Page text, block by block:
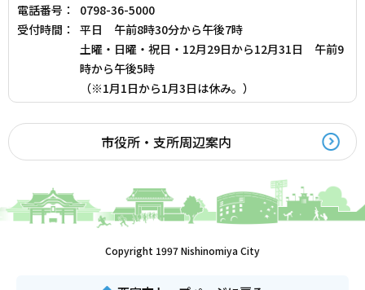
電話番号：
0798-36-5000
受付時間：
平日 午前8時30分から午後7時
土曜・日曜・祝日・12月29日から12月31日 午前9
時から午後5時
（※1月1日から1月3日は休み。）
市役所・支所周辺案内
Copyright 1997 Nishinomiya City